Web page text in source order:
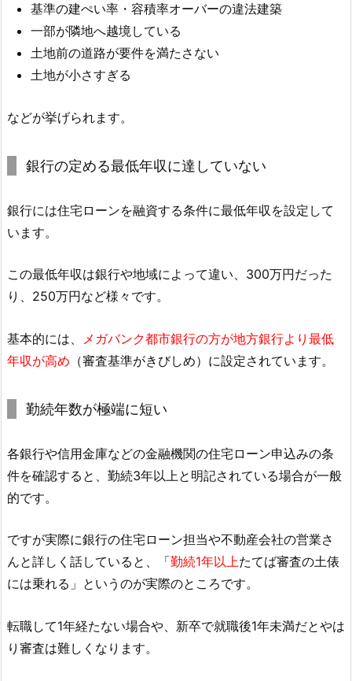
基準の建ぺい率・容積率オーバーの違法建築
一部が隣地へ越境している
土地前の道路が要件を満たさない
土地が小さすぎる
などが挙げられます。
銀行の定める最低年収に達していない
銀行には住宅ローンを融資する条件に最低年収を設定して
います。
この最低年収は銀行や地域によって違い、300万円だった
り、250万円など様々です。
基本的には、
メガバンク都市銀行の方が地方銀行より最低
年収が高め （審査基準がきびしめ）に設定されています。
勤続年数が極端に短い
各銀行や信用金庫などの金融機関の住宅ローン申込みの条
件を確認すると、勤続3年以上と明記されている場合が一般
的です。
ですが実際に銀行の住宅ローン担当や不動産会社の営業さ
んと詳しく話していると、「勤続1年以上たてば審査の土俵
には乗れる」というのが実際のところです。
転職して1年経たない場合や、新卒で就職後1年未満だとやは
り審査は難しくなります。